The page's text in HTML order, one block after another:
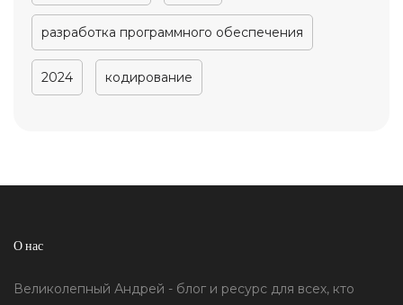
разработка программного обеспечения
2024 кодирование
О нас
Великолепный Андрей - блог и ресурс для всех, кто